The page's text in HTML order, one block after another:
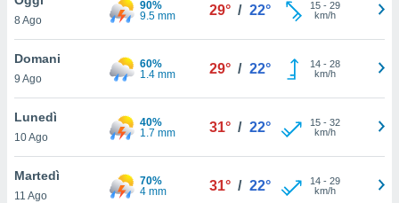
è
al sito
di
ci
di
il
8 Ago
90%
9.5 mm
29° / 22° 15- 29
km/h
Domani
9 Ago
60%
1.4 mm
29° / 22° 14- 28
km/h
Lunedì
10 Ago
40%
1.7 mm
31° / 22° 15- 32
km/h
Martedì
11 Ago
70%
4 mm
31° / 22° 14- 29
km/h